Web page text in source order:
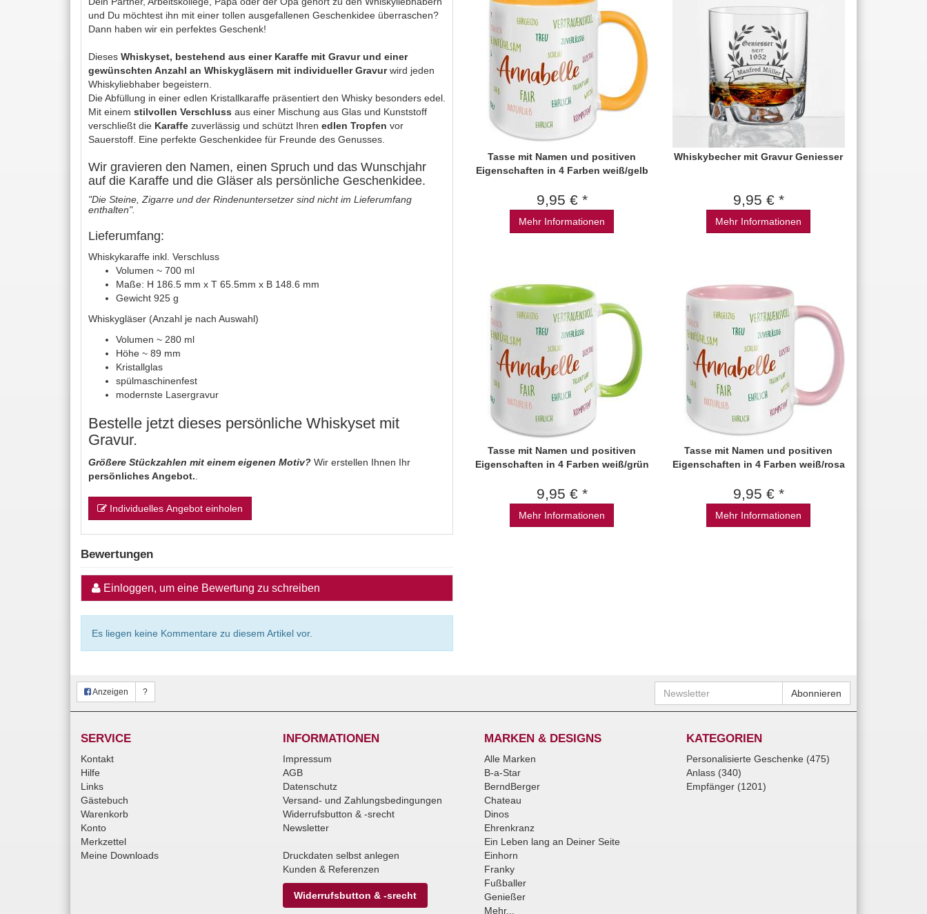
und Du möchtest ihn mit einer tollen ausgefallenen Geschenkidee überraschen?
Dann haben wir ein perfektes Geschenk!
Dieses Whiskyset, bestehend aus einer Karaffe mit Gravur und einer
gewünschten Anzahl an Whiskygläsern mit individueller Gravurwird jeden
Whiskyliebhaber begeistern.
Die Abfüllung in einer edlen Kristallkaraffe präsentiert den Whisky besonders edel.
Mit einem stilvollen Verschluss aus einer Mischung aus Glas und Kunststoff
verschließt die Karaffe zuverlässig und schützt Ihren edlen Tropfen vor
Sauerstoff. Eine perfekte Geschenkidee für Freunde des Genusses.
Wir gravieren den Namen, einen Spruch und das Wunschjahr
auf die Karaffe und die Gläser als persönliche Geschenkidee.
"Die Steine, Zigarre und der Rindenuntersetzer sind nicht im Lieferumfang
enthalten".
Lieferumfang:
Whiskykaraffe inkl. Verschluss
Volumen ~ 700 ml
Maße: H 186.5 mm x T 65.5mm x B 148.6 mm
Gewicht 925 g
Whiskygläser (Anzahl je nach Auswahl)
Volumen ~ 280 ml
Höhe ~ 89 mm
Kristallglas
spülmaschinenfest
modernste Lasergravur
Bestelle jetzt dieses persönliche Whiskyset mit
Gravur.
Größere Stückzahlen mit einem eigenen Motiv? Wir erstellen Ihnen Ihr
persönliches Angebot.
Individuelles Angebot einholen
Bewertungen
Einloggen, um eine Bewertung zu schreiben
Es liegen keine Kommentare zu diesem Artikel vor.
Tasse mit Namen und positiven
Eigenschaften in 4 Farben weiß/gelb
9,95 € *
Mehr Informationen
Whiskybecher mit Gravur Geniesser
9,95 € *
Mehr Informationen
Tasse mit Namen und positiven
Eigenschaften in 4 Farben weiß/grün
9,95 € *
Mehr Informationen
Tasse mit Namen und positiven
Eigenschaften in 4 Farben weiß/rosa
9,95 € *
Mehr Informationen
Anzeigen ? Newsletter Abonnieren
SERVICE
Kontakt
Hilfe
Links
Gästebuch
Warenkorb
Konto
Merkzettel
Meine Downloads
INFORMATIONEN
Impressum
AGB
Datenschutz
Versand- und Zahlungsbedingungen
Widerrufsbutton & -srecht
Newsletter
Druckdaten selbst anlegen
Kunden & Referenzen
Widerrufsbutton & -srecht
MARKEN & DESIGNS
Alle Marken
B-a-Star
BerndBerger
Chateau
Dinos
Ehrenkranz
Ein Leben lang an Deiner Seite
Einhorn
Franky
Fußballer
Genießer
Mehr...
KATEGORIEN
Personalisierte Geschenke (475)
Anlass (340)
Empfänger (1201)